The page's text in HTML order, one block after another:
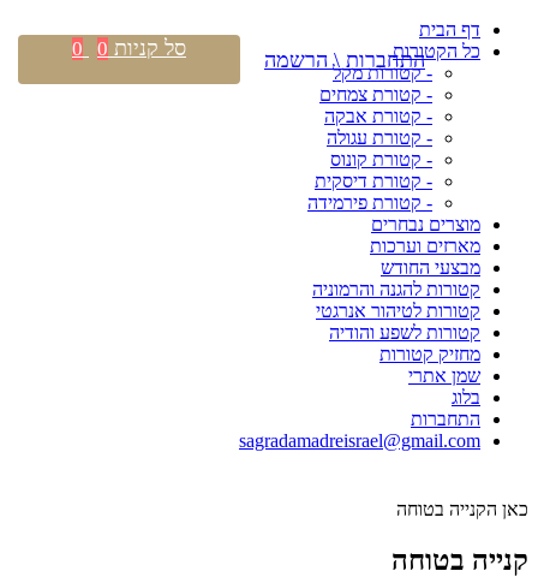
דף הבית
כל הקטורות
- קטורות מקל
- קטורת צמחים
- קטורת אבקה
- קטורת עגולה
- קטורת קונוס
- קטורת דיסקית
- קטורת פירמידה
מוצרים נבחרים
מארזים וערכות
מבצעי החודש
קטורות להגנה והרמוניה
קטורות לטיהור אנרגטי
קטורות לשפע והודיה
מחזיק קטורות
שמן אתרי
בלוג
התחברות
sagradamadreisrael@gmail.com
כאן הקנייה בטוחה
קנייה בטוחה
התחברות \ הרשמה סל קניות 0
0